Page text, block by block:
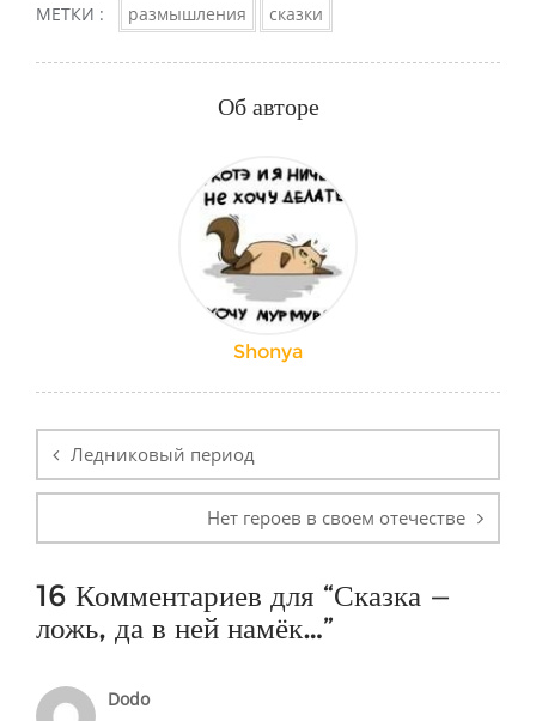
МЕТКИ : размышления сказки
Об авторе
Shonya
по
записям
Ледниковый период
Нет героев в своем отечестве
16 Комментариев для “Сказка —
ложь, да в ней намёк…”
Dodo